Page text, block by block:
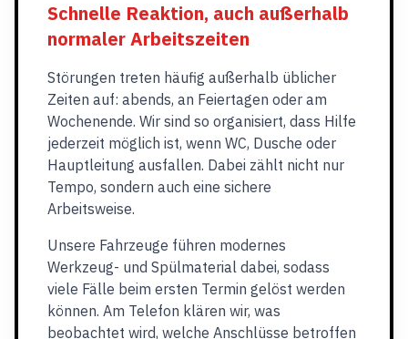
Schnelle Reaktion, auch außerhalb
normaler Arbeitszeiten
Störungen treten häufig außerhalb üblicher
Zeiten auf: abends, an Feiertagen oder am
Wochenende. Wir sind so organisiert, dass Hilfe
jederzeit möglich ist, wenn WC, Dusche oder
Hauptleitung ausfallen. Dabei zählt nicht nur
Tempo, sondern auch eine sichere
Arbeitsweise.
Unsere Fahrzeuge führen modernes
Werkzeug- und Spülmaterial dabei, sodass
viele Fälle beim ersten Termin gelöst werden
können. Am Telefon klären wir, was
beobachtet wird, welche Anschlüsse betroffen